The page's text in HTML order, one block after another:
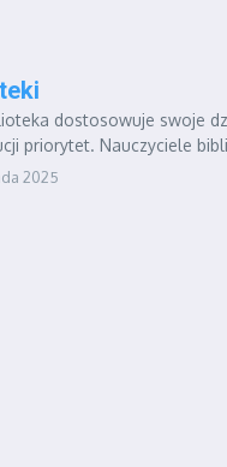
dostosowuje swoje
priorytet. Nauczyciele
2025